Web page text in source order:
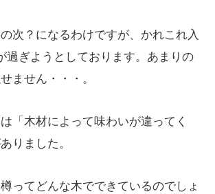
次？になるわけですが、かれこれ入
過ぎようとしております。あまりの
ません・・・。
「木材によって味わいが違ってく
りました。
ってどんな木でできているのでしょ